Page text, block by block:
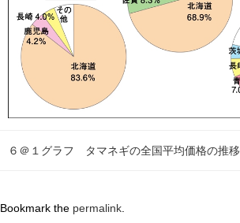
６＠１グラフ タマネギの全国平均価格の推移
Bookmark the permalink